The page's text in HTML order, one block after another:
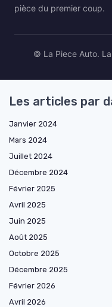
pièce du premier coup.
© La Piece Auto.
Les articles par
Janvier 2024
Mars 2024
Juillet 2024
Décembre 2024
Février 2025
Avril 2025
Juin 2025
Août 2025
Octobre 2025
Décembre 2025
Février 2026
Avril 2026